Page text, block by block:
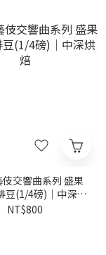
交響曲系列 盛果
豆(1/4磅)｜中深烘
焙
NT$800